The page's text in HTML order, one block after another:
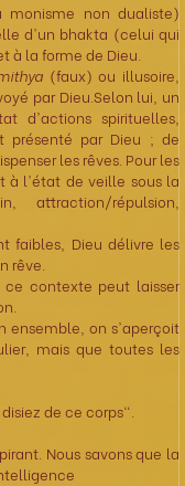
non dualiste)
d'un bhakta (celui qui
à la forme de Dieu.
(faux) ou illusoire,
par Dieu.Selon lui, un
d'actions spirituelles,
présenté par Dieu ; de
les rêves. Pour les
à l'état de veille sous la
attraction/répulsion,
faibles, Dieu délivre les
rêve.
ce contexte peut laisser
ensemble, on s'aperçoit
mais que toutes les
de ce corps".
Nous savons que la